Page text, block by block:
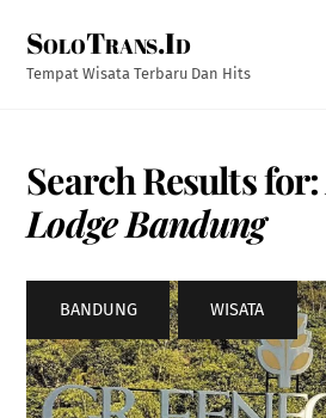
content
SoloTrans.Id
Tempat Wisata Terbaru Dan Hits
Search Results for:
Lodge Bandung
BANDUNG , WISATA